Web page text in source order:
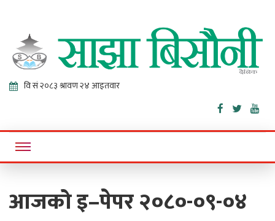
Sajha
Bisaunee
Online News Portal
आजको इ–पेपर २०८०-०९-०४